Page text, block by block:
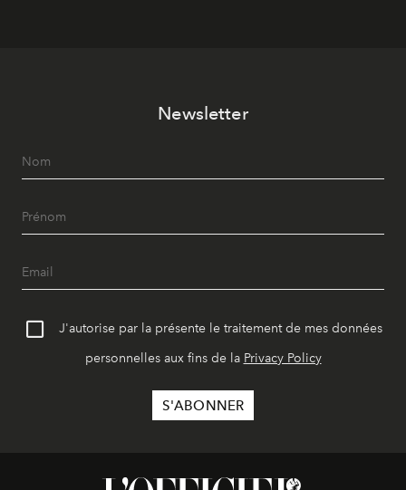
Newsletter
J'autorise par la présente le traitement de mes données
personnelles aux fins de la Privacy Policy